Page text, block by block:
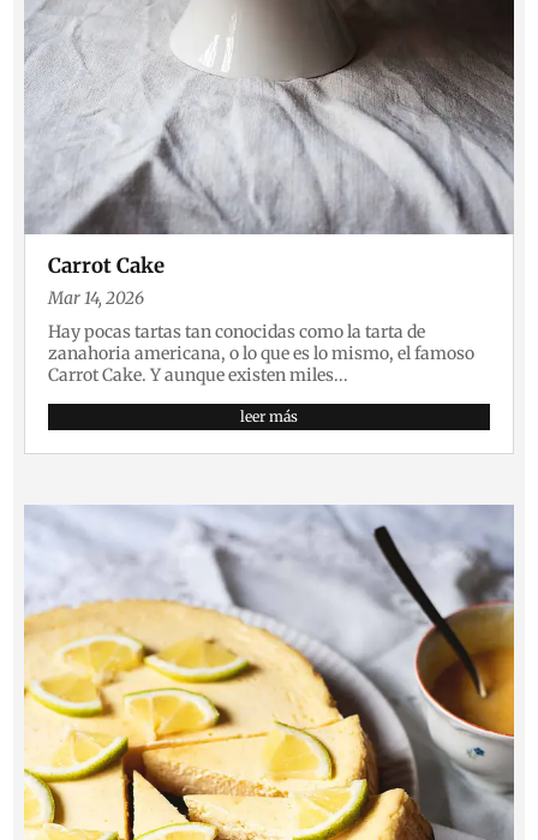
Carrot Cake
Mar 14, 2026
Hay pocas tartas tan conocidas como la tarta de
zanahoria americana, o lo que es lo mismo, el famoso
Carrot Cake. Y aunque existen miles...
leer más